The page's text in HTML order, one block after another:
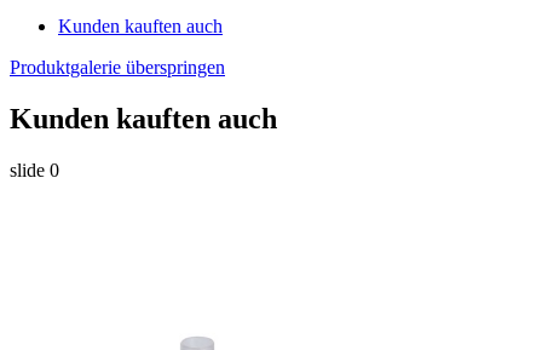
Kunden kauften auch
Produktgalerie überspringen
Kunden kauften auch
slide 0